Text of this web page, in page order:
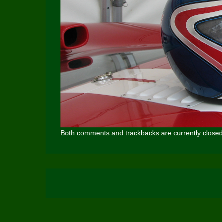
Both comments and trackbacks are currently